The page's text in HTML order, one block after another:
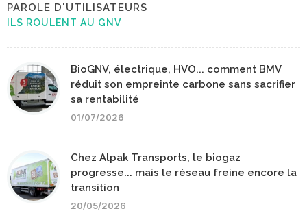
PAROLE D'UTILISATEURS
ILS ROULENT AU GNV
BioGNV, électrique, HVO... comment BMV
réduit son empreinte carbone sans sacrifier
sa rentabilité
01/07/2026
Chez Alpak Transports, le biogaz
progresse... mais le réseau freine encore la
transition
20/05/2026